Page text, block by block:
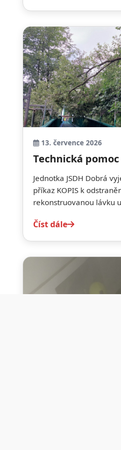
13. července 2026
Technická
Jednotka JSDH Dobrá
příkaz KOPIS k
rekonstruovanou lávku
Číst dále